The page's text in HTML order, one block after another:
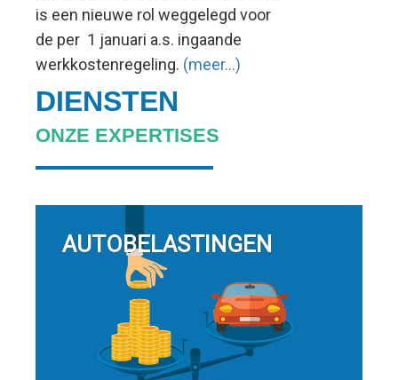
is een nieuwe rol weggelegd voor
de per 1 januari a.s. ingaande
werkkostenregeling. (meer…)
DIENSTEN
ONZE EXPERTISES
AUTOBELASTINGEN